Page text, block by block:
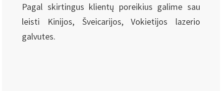
Pagal skirtingus klientų poreikius galime sau
leisti Kinijos, Šveicarijos, Vokietijos lazerio
galvutes.